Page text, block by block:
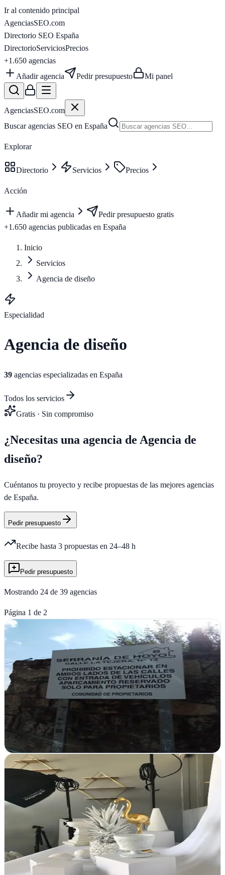
Ir al contenido principal
AgenciasSEO.com
Directorio SEO España
DirectorioServiciosPrecios
+1.650 agencias
Añadir agencia
Pedir presupuesto Mi panel
AgenciasSEO.com
Buscar agencias SEO en España
Explorar
Directorio Servicios Precios
Acción
Añadir mi agencia
Pedir presupuesto gratis
+1.650 agencias publicadas en España
Inicio
Servicios
Agencia de diseño
Especialidad
Agencia de diseño
39 agencias especializadas en España
Todos los servicios
Gratis · Sin compromiso
¿Necesitas una agencia de Agencia de
diseño?
Cuéntanos tu proyecto y recibe propuestas de las mejores agencias
de España.
Pedir presupuesto
Recibe hasta 3 propuestas en 24–48 h
Pedir presupuesto
Mostrando 24 de 39 agencias
Página 1 de 2
WEB-CREATIVO
Verificada
Collado Villalba, Madrid
En Collado Villalba crean webs y estrategias digitales desde cero.
Hosting, marketing online y consultoría para empresas que quieren
crecer en internet
Ver ficha completa
Adisman agencia diseño gráfico y desarrollo
páginas web | Marketing Digital | Fotografía y video
en Lleida
Lleida
En Lleida, Adisman crea marcas visuales impactantes con diseño
gráfico, desarrollo web y estrategias de marketing digital potentes